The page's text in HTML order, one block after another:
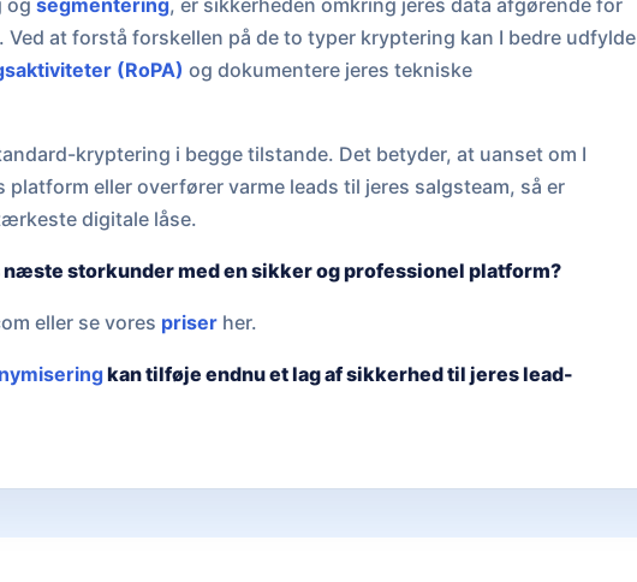
og segmentering, er sikkerheden omkring jeres data afgørende for
at forstå forskellen på de to typer kryptering kan I bedre udfylde
(RoPA) og dokumentere jeres tekniske
kryptering i begge tilstande. Det betyder, at uanset om I
platform eller overfører varme leads til jeres salgsteam, så er
digitale låse.
storkunder med en sikker og professionel platform?
eller se vores priserher.
kan tilføje endnu et lag af sikkerhed til jeres lead-